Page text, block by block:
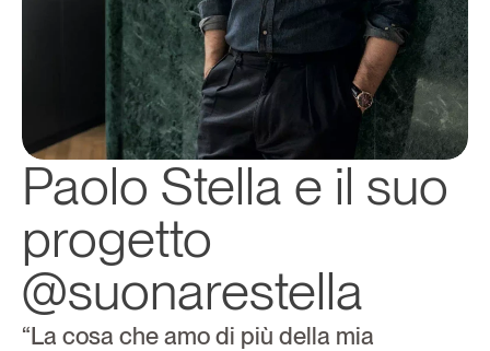
Paolo Stella e il suo
progetto
@suonarestella
“La cosa che amo di più della mia